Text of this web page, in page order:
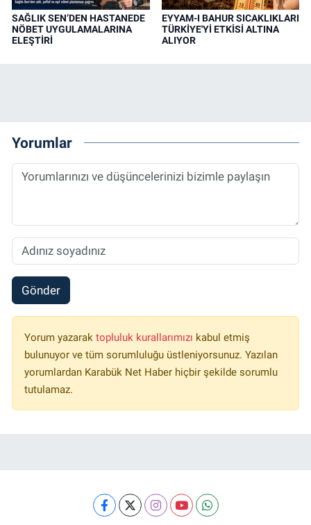
SAĞLIK SEN’DEN HASTANEDE
NÖBET UYGULAMALARINA
ELEŞTİRİ
EYYAM-I BAHUR SICAKLIKLARI
TÜRKİYE'Yİ ETKİSİ ALTINA
ALIYOR
Yorumlar
Gönder
Yorum yazarak topluluk kurallarımızı kabul etmiş
bulunuyor ve tüm sorumluluğu üstleniyorsunuz. Yazılan
yorumlardan Karabük Net Haber hiçbir şekilde sorumlu
tutulamaz.